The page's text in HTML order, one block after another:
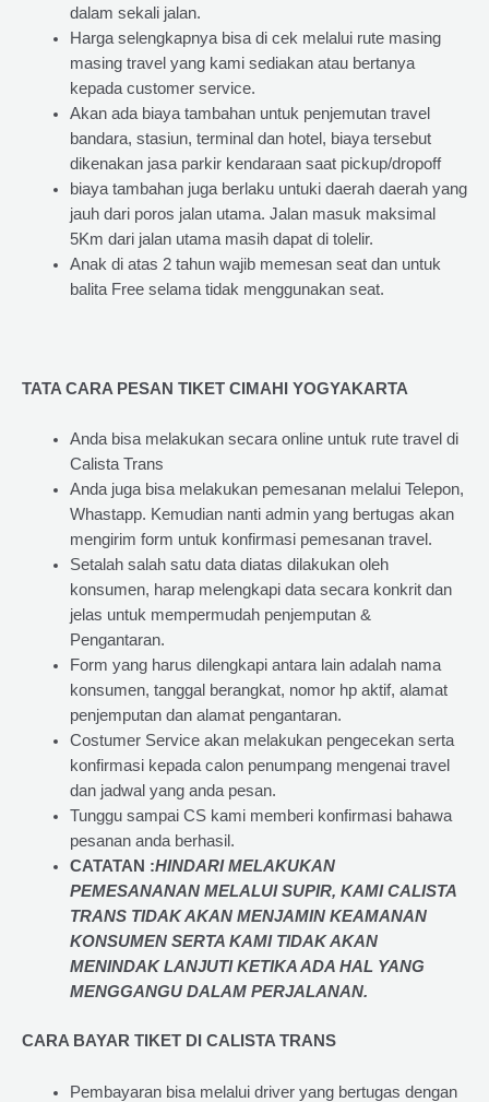
dalam sekali jalan.
Harga selengkapnya bisa di cek melalui rute masing
masing travel yang kami sediakan atau bertanya
kepada customer service.
Akan ada biaya tambahan untuk penjemutan travel
bandara, stasiun, terminal dan hotel, biaya tersebut
dikenakan jasa parkir kendaraan saat pickup/dropoff
biaya tambahan juga berlaku untuki daerah daerah yang
jauh dari poros jalan utama. Jalan masuk maksimal
5Km dari jalan utama masih dapat di tolelir.
Anak di atas 2 tahun wajib memesan seat dan untuk
balita Free selama tidak menggunakan seat.
TATA CARA PESAN TIKET CIMAHI YOGYAKARTA
Anda bisa melakukan secara online untuk rute travel di
Calista Trans
Anda juga bisa melakukan pemesanan melalui Telepon,
Whastapp. Kemudian nanti admin yang bertugas akan
mengirim form untuk konfirmasi pemesanan travel.
Setalah salah satu data diatas dilakukan oleh
konsumen, harap melengkapi data secara konkrit dan
jelas untuk mempermudah penjemputan &
Pengantaran.
Form yang harus dilengkapi antara lain adalah nama
konsumen, tanggal berangkat, nomor hp aktif, alamat
penjemputan dan alamat pengantaran.
Costumer Service akan melakukan pengecekan serta
konfirmasi kepada calon penumpang mengenai travel
dan jadwal yang anda pesan.
Tunggu sampai CS kami memberi konfirmasi bahawa
pesanan anda berhasil.
CATATAN :HINDARI MELAKUKAN
PEMESANANAN MELALUI SUPIR, KAMICALISTA
TRANSTIDAK AKAN MENJAMINKEAMANAN
KONSUMEN SERTA KAMI TIDAK AKAN
MENINDAK LANJUTI KETIKA ADA HAL YANG
MENGGANGU DALAM PERJALANAN.
CARA BAYAR TIKET DI CALISTA TRANS
Pembayaran bisa melalui driver yang bertugas dengan